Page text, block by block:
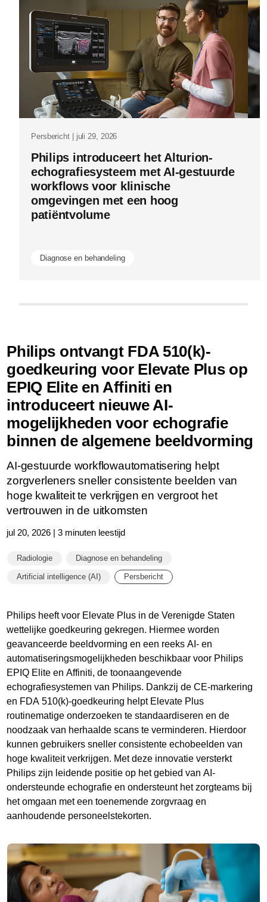
philips-
rembra-
ct.html
Persbericht | juli 29, 2026
Philips introduceert het Alturion-
echografiesysteem met AI-gestuurde
workflows voor klinische
omgevingen met een hoog
patiëntvolume
Diagnose en behandeling
Philips ontvangt FDA 510(k)-
goedkeuring voor Elevate Plus op
EPIQ Elite en Affiniti en
introduceert nieuwe AI-
mogelijkheden voor echografie
binnen de algemene beeldvorming
AI-gestuurde workflowautomatisering helpt
zorgverleners sneller consistente beelden van
hoge kwaliteit te verkrijgen en vergroot het
vertrouwen in de uitkomsten
jul 20, 2026 | 3 minuten leestijd
Radiologie Diagnose en behandeling
Artificial intelligence (AI) Persbericht
Philips heeft voor Elevate Plus in de Verenigde Staten
wettelijke goedkeuring gekregen. Hiermee worden
geavanceerde beeldvorming en een reeks AI- en
automatiseringsmogelijkheden beschikbaar voor Philips
EPIQ Elite en Affiniti, de toonaangevende
echografiesystemen van Philips. Dankzij de CE-markering
en FDA 510(k)-goedkeuring helpt Elevate Plus
routinematige onderzoeken te standaardiseren en de
noodzaak van herhaalde scans te verminderen. Hierdoor
kunnen gebruikers sneller consistente echobeelden van
hoge kwaliteit verkrijgen. Met deze innovatie versterkt
Philips zijn leidende positie op het gebied van AI-
ondersteunde echografie en ondersteunt het zorgteams bij
het omgaan met een toenemende zorgvraag en
aanhoudende personeelstekorten.